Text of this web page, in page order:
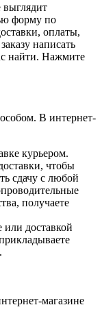
выглядит
форму по
оплаты,
написать
найти. Нажмите
В интернет-
курьером.
чтобы
сдачу с любой
получаете
или доставкой
магазине